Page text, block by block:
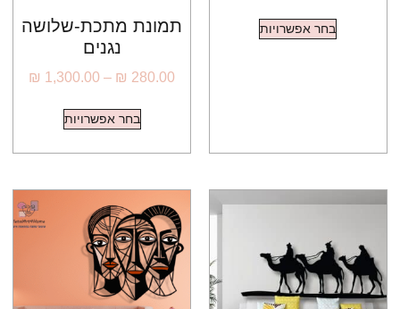
בחר אפשרויות
תמונת מתכת-שלושה
נגנים
₪ 280.00
–
₪ 1,300.00
בחר אפשרויות